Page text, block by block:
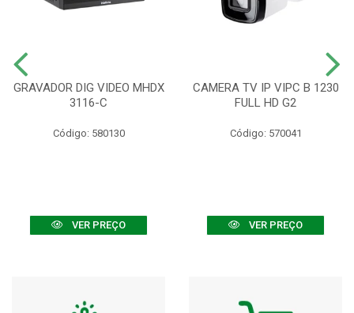
GRAVADOR DIG VIDEO MHDX
3116-C
Código: 580130
VER PREÇO
CAMERA TV IP VIPC B 1230
FULL HD G2
Código: 570041
VER PREÇO